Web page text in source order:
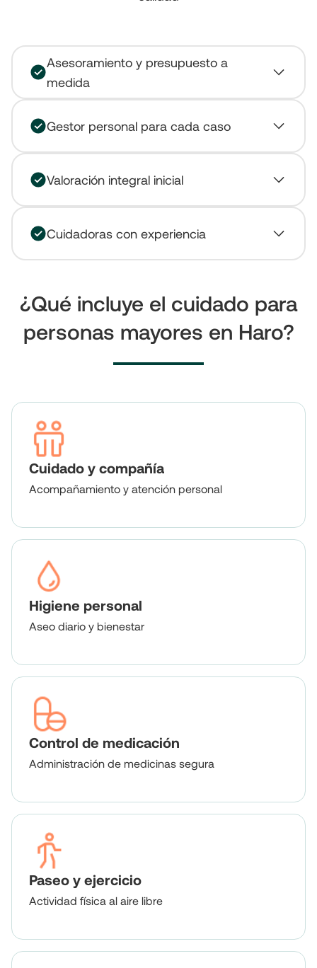
Asesoramiento y presupuesto a
medida
Gestor personal para cada caso
Valoración integral inicial
Cuidadoras con experiencia
¿Qué incluye el cuidado para
personas mayores en Haro?
Cuidado y compañía
Acompañamiento y atención personal
Higiene personal
Aseo diario y bienestar
Control de medicación
Administración de medicinas segura
Paseo y ejercicio
Actividad física al aire libre